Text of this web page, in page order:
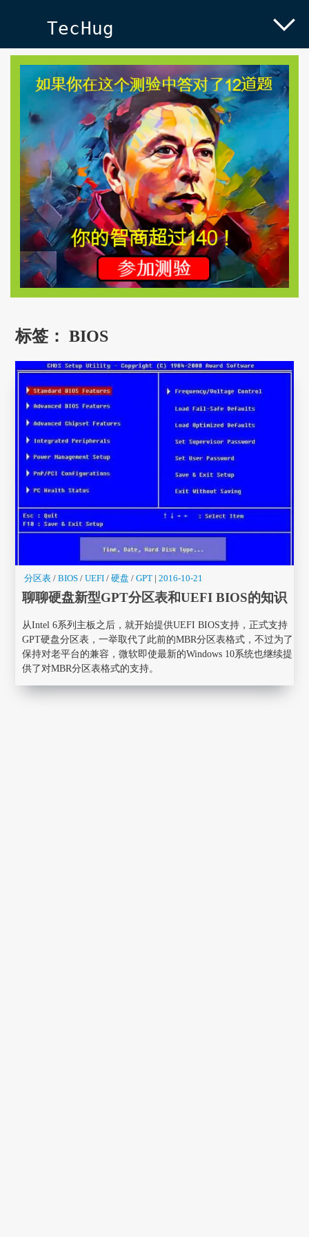
TecHug
标签：BIOS
分区表 / BIOS / UEFI / 硬盘 / GPT |2016-10-21
聊聊硬盘新型GPT分区表和UEFI BIOS的知识
从Intel 6系列主板之后，就开始提供UEFI BIOS支持，正式支持
GPT硬盘分区表，一举取代了此前的MBR分区表格式，不过为了
保持对老平台的兼容，微软即使最新的Windows 10系统也继续提
供了对MBR分区表格式的支持。